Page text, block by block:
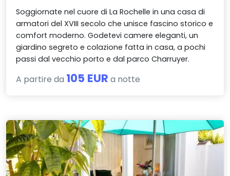
Soggiornate nel cuore di La Rochelle in una casa di
armatori del XVIII secolo che unisce fascino storico e
comfort moderno. Godetevi camere eleganti, un
giardino segreto e colazione fatta in casa, a pochi
passi dal vecchio porto e dal parco Charruyer.
A partire da 105 EUR a notte